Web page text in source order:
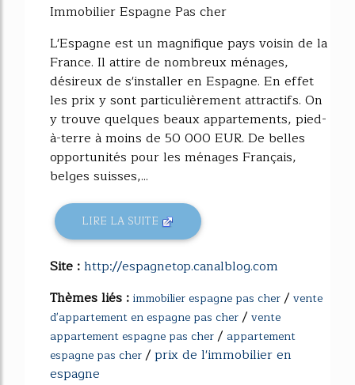
Immobilier Espagne Pas cher
L'Espagne est un magnifique pays voisin de la
France. Il attire de nombreux ménages,
désireux de s'installer en Espagne. En effet
les prix y sont particulièrement attractifs. On
y trouve quelques beaux appartements, pied-
à-terre à moins de 50 000 EUR. De belles
opportunités pour les ménages Français,
belges suisses,...
LIRE LA SUITE
Site :http://espagnetop.canalblog.com
Thèmes liés : immobilier espagne pas cher/ vente
d'appartement en espagne pas cher/ vente
appartement espagne pas cher/ appartement
espagne pas cher/prix de l'immobilier en
espagne